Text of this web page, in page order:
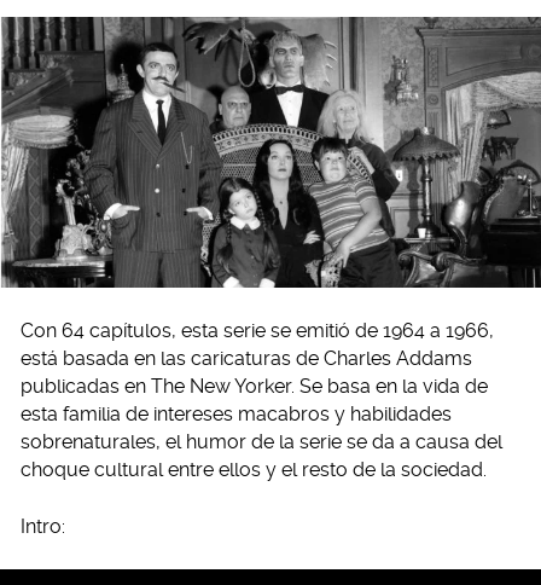
Con 64 capítulos, esta serie se emitió de 1964 a 1966,
está basada en las caricaturas de Charles Addams
publicadas en The New Yorker. Se basa en la vida de
esta familia de intereses macabros y habilidades
sobrenaturales, el humor de la serie se da a causa del
choque cultural entre ellos y el resto de la sociedad.
Intro: